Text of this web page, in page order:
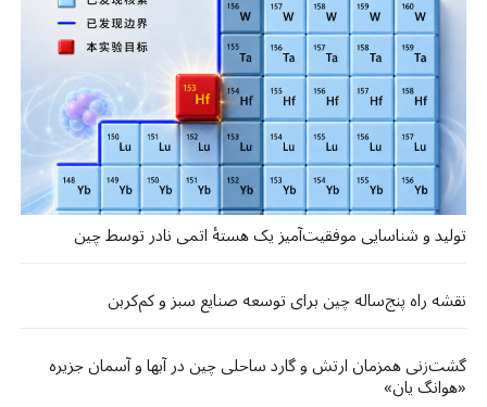
تولید و شناسایی موفقیت‌آمیز یک هستهٔ اتمی نادر توسط چین
نقشه راه پنج‌ساله چین برای توسعه صنایع سبز و کم‌کربن
گشت‌زنی‌ همزمان ارتش و گارد ساحلی چین در آبها و آسمان جزیره
«هوانگ‌ یان»